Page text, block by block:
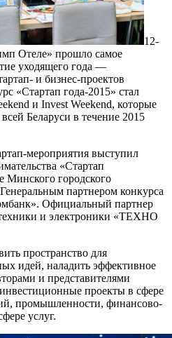
12-
Отеле» прошло самое
уходящего года —
и бизнес-проектов
«Стартап года-2015» стал
и Invest Weekend, которые
Беларуси в течение 2015
мероприятия выступил
«Стартап
Минского городского
партнером конкурса
Официальный партнер
и электроники «ТЕХНО
пространство для
идей, наладить эффективное
и представителями
проекты в сфере
промышленности, финансово-
услуг.